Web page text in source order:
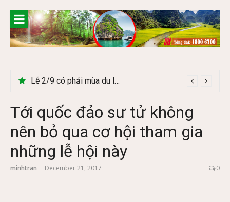
content
Lễ 2/9 có phải mùa du lịch Hà Giang đẹp không?
Tới quốc đảo sư tử không
nên bỏ qua cơ hội tham gia
những lễ hội này
minhtran December 21, 2017 0